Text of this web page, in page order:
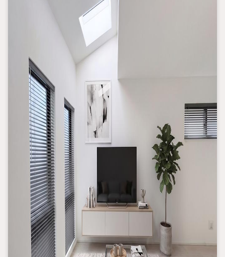
・車でご自宅や最寄り駅等、ご指定の場所まで送迎します。
・チャイルドシートのご用意ございます。
◎個別FP相談会 無料
物件のご紹介だけでなく住宅ローン・資金のご相談、
まずは家探しについて話を聞きたいという方も大歓迎です！
年間8000棟以上の限定物件を発表しているオープンハウスだから
出会える物件が多数ございます。
ぜひお気軽にご連絡・ご相談ください！
※限定物件:当社のみ、もしくは当社を含めた数社でのみご紹介可
能なオープンハウス・ディベロップメントの物件